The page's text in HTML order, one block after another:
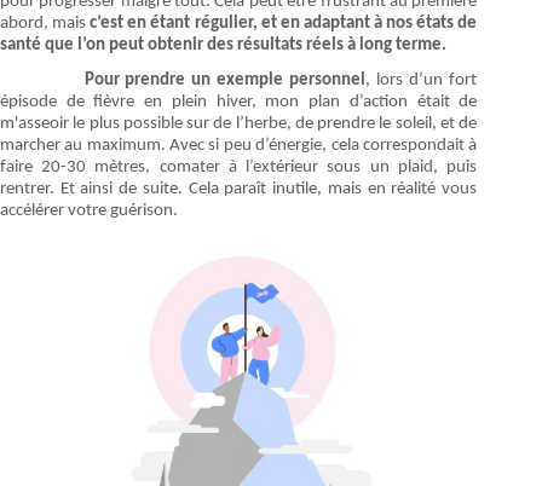
abord, maisc’est en étant régulier, et en adaptant à nos états de
santé que l’on peut obtenir des résultats réels à long terme.
Pour prendre un exemple personnel , lors d’un fort
épisode de fièvre en plein hiver, mon plan d’action était de
m'asseoir le plus possible sur de l’herbe, de prendre le soleil, et de
marcher au maximum. Avec si peu d’énergie, cela correspondait à
faire 20-30 mètres, comater à l’extérieur sous un plaid, puis
rentrer. Et ainsi de suite. Cela paraît inutile, mais en réalité vous
accélérer votre guérison.